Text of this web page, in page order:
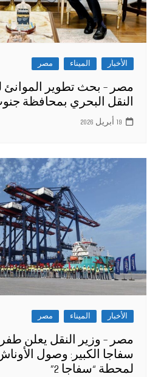
الأخبار الميناء مصر
مصر – بحث تطوير
النقل البحري بمحافظة
19 أبريل 2026
الأخبار الميناء مصر
مصر – وزير النقل يعلن
سفاجا الكبير: وصول
لمحطة “سفاجا 2”